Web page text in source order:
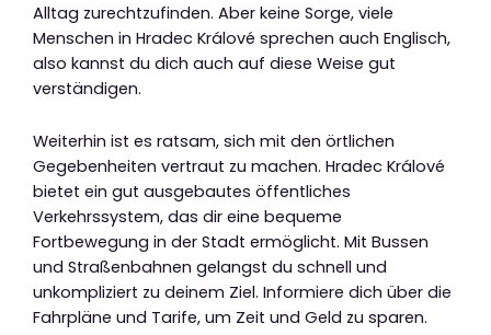
Alltag zurechtzufinden. Aber keine Sorge, viele
Menschen in Hradec Králové sprechen auch Englisch,
also kannst du dich auch auf diese Weise gut
verständigen.
Weiterhin ist es ratsam, sich mit den örtlichen
Gegebenheiten vertraut zu machen. Hradec Králové
bietet ein gut ausgebautes öffentliches
Verkehrssystem, das dir eine bequeme
Fortbewegung in der Stadt ermöglicht. Mit Bussen
und Straßenbahnen gelangst du schnell und
unkompliziert zu deinem Ziel. Informiere dich über die
Fahrpläne und Tarife, um Zeit und Geld zu sparen.